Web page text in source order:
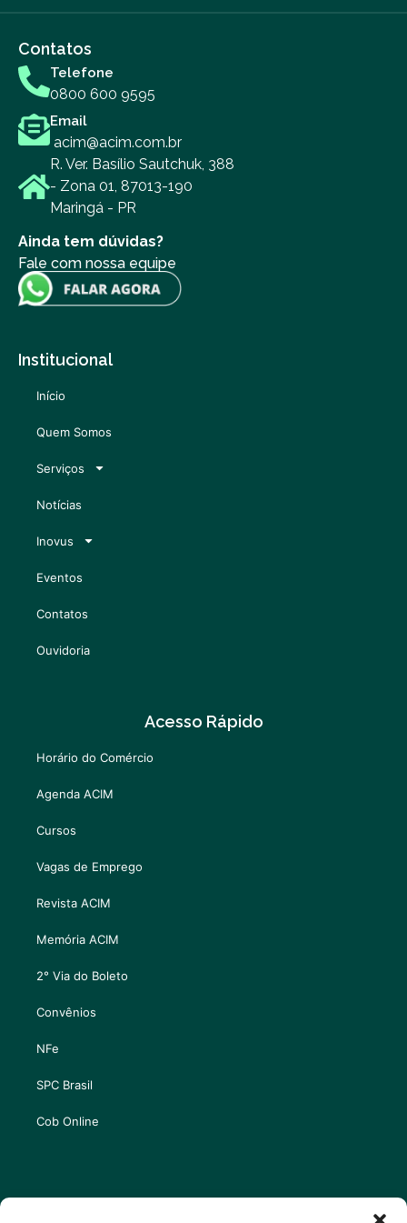
Contatos
Telefone
0800 600 9595
Email
acim@acim.com.br
R. Ver. Basílio Sautchuk, 388
- Zona 01, 87013-190
Maringá - PR
Ainda tem dúvidas?
Fale com nossa equipe
Institucional
Início
Quem Somos
Serviços
Notícias
Inovus
Eventos
Contatos
Ouvidoria
Acesso Rápido
Horário do Comércio
Agenda ACIM
Cursos
Vagas de Emprego
Revista ACIM
Memória ACIM
2° Via do Boleto
Convênios
NFe
SPC Brasil
Cob Online